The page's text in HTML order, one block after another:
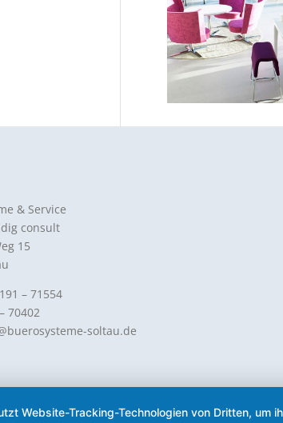
& Service
consult
15
– 71554
70402
soltau.de
Bürosysteme Soltau 2026
Website-Tracking-Technologien von Dritten,